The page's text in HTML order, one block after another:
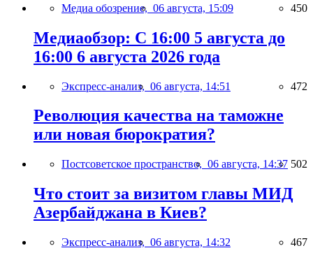
Медиа обозрение, 06 августа, 15:09 450
Медиаобзор: С 16:00 5 августа до
16:00 6 августа 2026 года
Экспресс-анализ, 06 августа, 14:51 472
Революция качества на таможне
или новая бюрократия?
Постсоветское пространство, 06 августа, 14:37 502
Что стоит за визитом главы МИД
Азербайджана в Киев?
Экспресс-анализ, 06 августа, 14:32 467